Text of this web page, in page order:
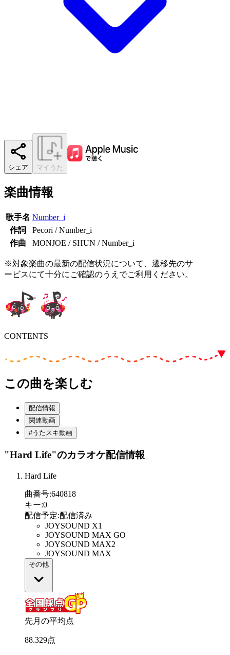
シェア マイうた
楽曲情報
歌手名 Number_i
作詞
Pecori / Number_i
作曲
MONJOE / SHUN / Number_i
※対象楽曲の最新の配信状況について、遷移先のサ
ービスにて十分にご確認のうえでご利用ください。
CONTENTS
この曲を楽しむ
配信情報
関連動画
#うたスキ動画
"Hard Life"のカラオケ配信情報
Hard Life
曲番号:640818
キー:0
配信予定:配信済み
JOYSOUND X1
JOYSOUND MAX GO
JOYSOUND MAX2
JOYSOUND MAX
その他
先月の平均点
88.329点